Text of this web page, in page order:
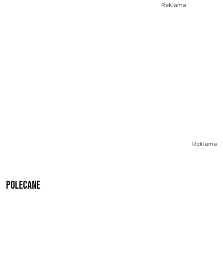
Reklama
Reklama
Polecane